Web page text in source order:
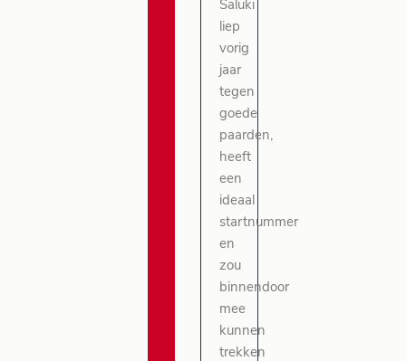
Saluki
liep
vorig
jaar
tegen
goede
paarden,
heeft
een
ideaal
startnummer
en
zou
binnendoor
mee
kunnen
trekken